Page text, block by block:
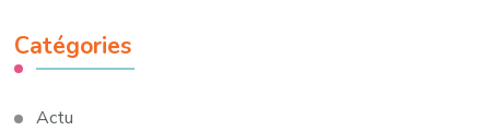
Catégories
Actu